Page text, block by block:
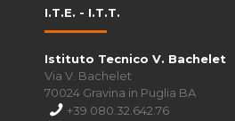
I.T.E. - I.T.T.
Istituto Tecnico V. Bachelet
Via V. Bachelet
70024 Gravina in Puglia BA
+39 080.32.642.76